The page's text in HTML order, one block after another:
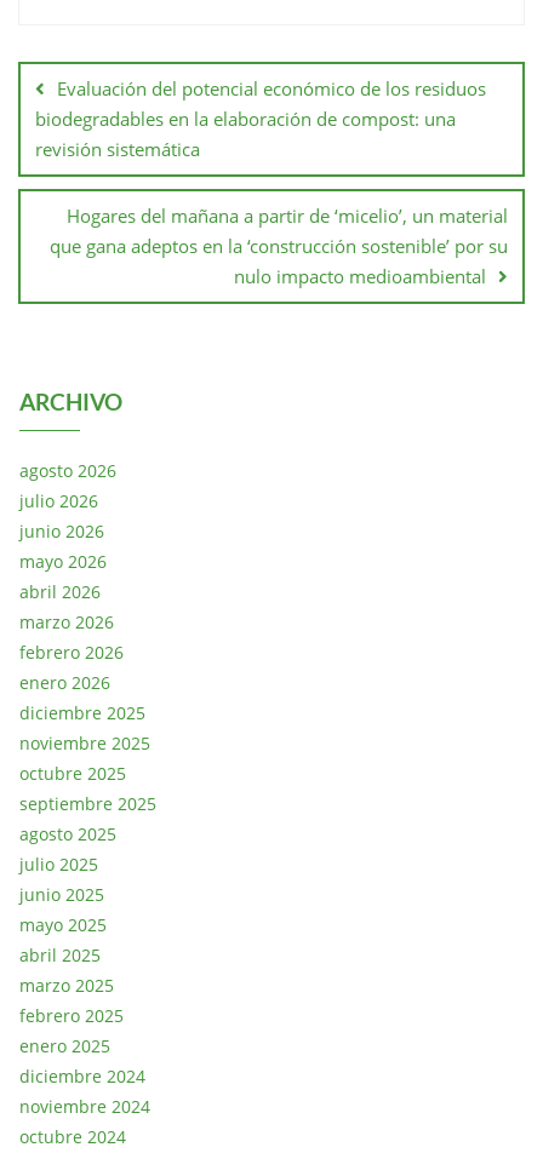
Evaluación del potencial económico de los residuos
biodegradables en la elaboración de compost: una
revisión sistemática
Hogares del mañana a partir de ‘micelio’, un material
que gana adeptos en la ‘construcción sostenible’ por su
nulo impacto medioambiental
ARCHIVO
agosto 2026
julio 2026
junio 2026
mayo 2026
abril 2026
marzo 2026
febrero 2026
enero 2026
diciembre 2025
noviembre 2025
octubre 2025
septiembre 2025
agosto 2025
julio 2025
junio 2025
mayo 2025
abril 2025
marzo 2025
febrero 2025
enero 2025
diciembre 2024
noviembre 2024
octubre 2024